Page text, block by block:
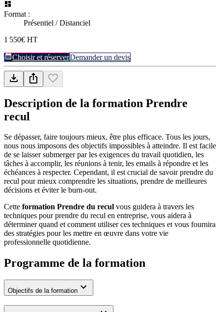
Format :
Présentiel / Distanciel
1 550€ HT
Choisir et réserverDemander un devis
Description de la formation Prendre
recul
Se dépasser, faire toujours mieux, être plus efficace. Tous les jours,
nous nous imposons des objectifs impossibles à atteindre. Il est facile
de se laisser submerger par les exigences du travail quotidien, les
tâches à accomplir, les réunions à tenir, les emails à répondre et les
échéances à respecter. Cependant, il est crucial de savoir prendre du
recul pour mieux comprendre les situations, prendre de meilleures
décisions et éviter le burn-out.
Cette formation Prendre du recul vous guidera à travers les
techniques pour prendre du recul en entreprise, vous aidera à
déterminer quand et comment utiliser ces techniques et vous fournira
des stratégies pour les mettre en œuvre dans votre vie
professionnelle quotidienne.
Programme de la formation
Objectifs de la formation